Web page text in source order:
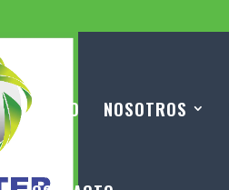
INICIO NOSOTROS